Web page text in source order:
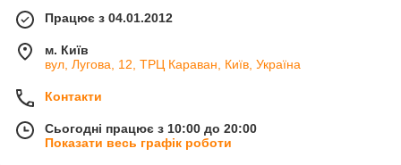
Працює з 04.01.2012
м. Київ
вул, Лугова, 12, ТРЦ Караван, Київ, Україна
Контакти
Сьогодні працює з 10:00 до 20:00
Показати весь графік роботи